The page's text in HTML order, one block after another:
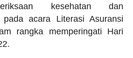
kesehatan dan
pada acara Literasi Asuransi
rangka memperingati Hari